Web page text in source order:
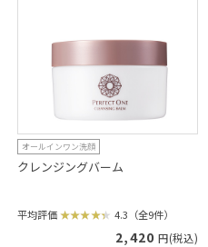
オールインワン洗顔
クレンジングバーム
平均評価 4.3（全9件）
2,420 円(税込)